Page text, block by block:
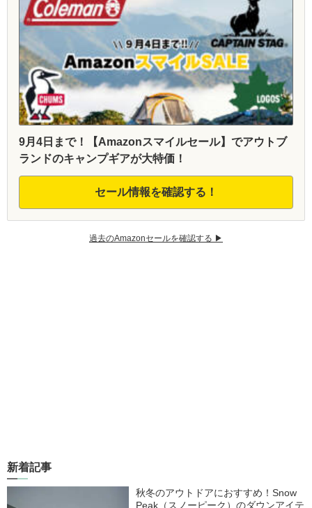
9月4日まで！【Amazonスマイルセール】でアウトブ
ランドのキャンプギアが大特価！
セール情報を確認する！
過去のAmazonセールを確認する ▶︎
新着記事
秋冬のアウトドアにおすすめ！Snow
Peak（スノーピーク）のダウンアイテ